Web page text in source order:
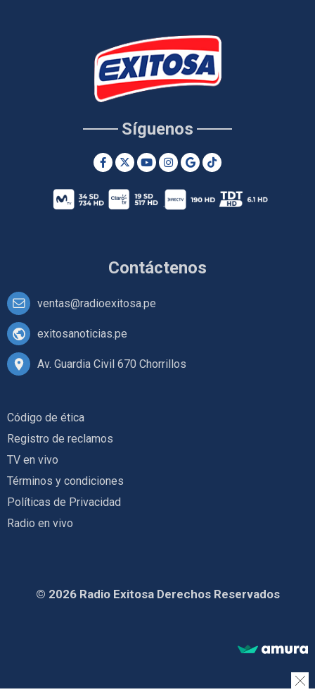
Contáctenos
ventas@radioexitosa.pe
exitosanoticias.pe
Av. Guardia Civil 670 Chorrillos
Síguenos
Código de ética
Registro de reclamos
TV en vivo
Términos y condiciones
Políticas de Privacidad
Radio en vivo
© 2026 Radio Exitosa Derechos Reservados